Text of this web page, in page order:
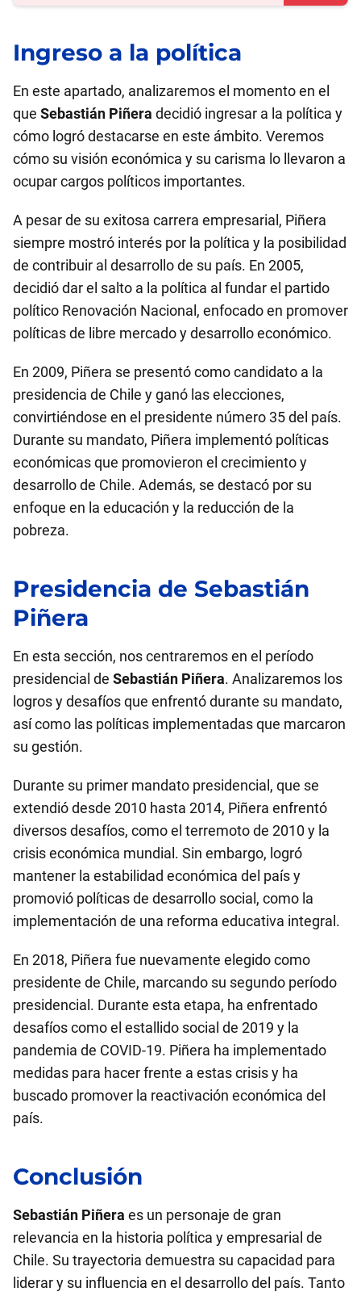
Ingreso a la política
En este apartado, analizaremos el momento en el
que Sebastián Piñera decidió ingresar a la política y
cómo logró destacarse en este ámbito. Veremos
cómo su visión económica y su carisma lo llevaron a
ocupar cargos políticos importantes.
A pesar de su exitosa carrera empresarial, Piñera
siempre mostró interés por la política y la posibilidad
de contribuir al desarrollo de su país. En 2005,
decidió dar el salto a la política al fundar el partido
político Renovación Nacional, enfocado en promover
políticas de libre mercado y desarrollo económico.
En 2009, Piñera se presentó como candidato a la
presidencia de Chile y ganó las elecciones,
convirtiéndose en el presidente número 35 del país.
Durante su mandato, Piñera implementó políticas
económicas que promovieron el crecimiento y
desarrollo de Chile. Además, se destacó por su
enfoque en la educación y la reducción de la
pobreza.
Presidencia de Sebastián
Piñera
En esta sección, nos centraremos en el período
presidencial de Sebastián Piñera. Analizaremos los
logros y desafíos que enfrentó durante su mandato,
así como las políticas implementadas que marcaron
su gestión.
Durante su primer mandato presidencial, que se
extendió desde 2010 hasta 2014, Piñera enfrentó
diversos desafíos, como el terremoto de 2010 y la
crisis económica mundial. Sin embargo, logró
mantener la estabilidad económica del país y
promovió políticas de desarrollo social, como la
implementación de una reforma educativa integral.
En 2018, Piñera fue nuevamente elegido como
presidente de Chile, marcando su segundo período
presidencial. Durante esta etapa, ha enfrentado
desafíos como el estallido social de 2019 y la
pandemia de COVID-19. Piñera ha implementado
medidas para hacer frente a estas crisis y ha
buscado promover la reactivación económica del
país.
Conclusión
Sebastián Piñera es un personaje de gran
relevancia en la historia política y empresarial de
Chile. Su trayectoria demuestra su capacidad para
liderar y su influencia en el desarrollo del país. Tanto